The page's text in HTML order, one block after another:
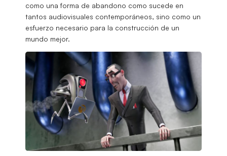
como una forma de abandono como sucede en
tantos audiovisuales contemporáneos, sino como un
esfuerzo necesario para la construcción de un
mundo mejor.